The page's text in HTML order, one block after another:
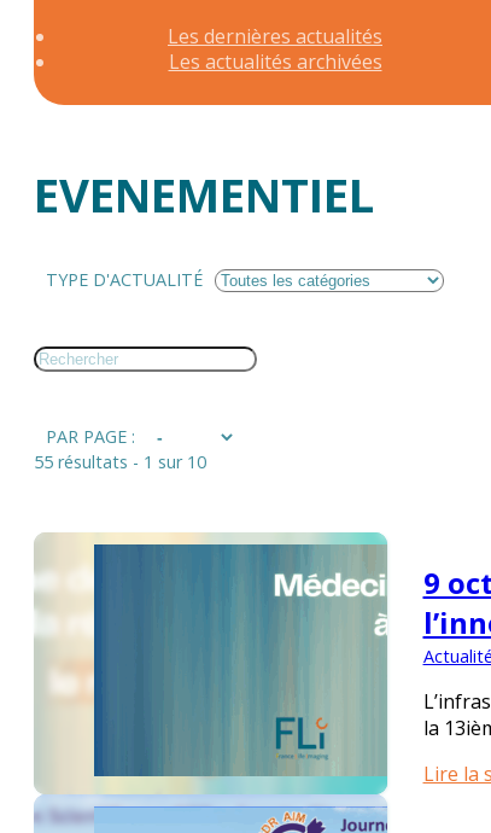
Les dernières actualités
Les actualités archivées
EVENEMENTIEL
TYPE D'ACTUALITÉ
PAR PAGE :
55 résultats - 1 sur 10
9
la
Lire la